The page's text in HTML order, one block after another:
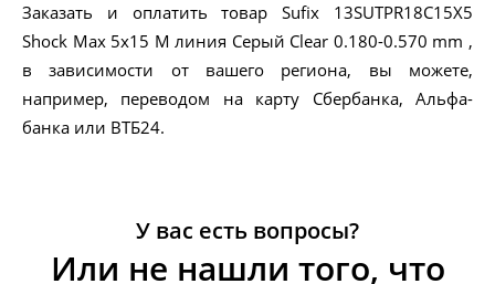
Заказать и оплатить товар Sufix 13SUTPR18C15X5
Shock Max 5x15 M линия Серый Clear 0.180-0.570 mm ,
в зависимости от вашего региона, вы можете,
например, переводом на карту Сбербанка, Альфа-
банка или ВТБ24.
У вас есть вопросы?
Или не нашли того, что